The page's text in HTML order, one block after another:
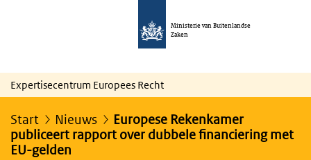
Ministerie van Buitenlandse
Zaken
Expertisecentrum Europees Recht
Start Nieuws
Europese Rekenkamer
publiceert rapport over dubbele financiering met
EU-gelden